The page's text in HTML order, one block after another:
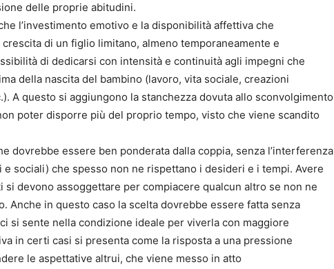
delle proprie abitudini.
l’investimento emotivo e la disponibilità affettiva che
di un figlio limitano, almeno temporaneamente e
di dedicarsi con intensità e continuità agli impegni che
della nascita del bambino (lavoro, vita sociale, creazioni
A questo si aggiungono la stanchezza dovuta allo sconvolgimento
poter disporre più del proprio tempo, visto che viene scandito
dovrebbe essere ben ponderata dalla coppia, senza l’interferenza
sociali) che spesso non ne rispettano i desideri e i tempi. Avere
devono assoggettare per compiacere qualcun altro se non ne
Anche in questo caso la scelta dovrebbe essere fatta senza
si sente nella condizione ideale per viverla con maggiore
in certi casi si presenta come la risposta a una pressione
le aspettative altrui, che viene messo in atto